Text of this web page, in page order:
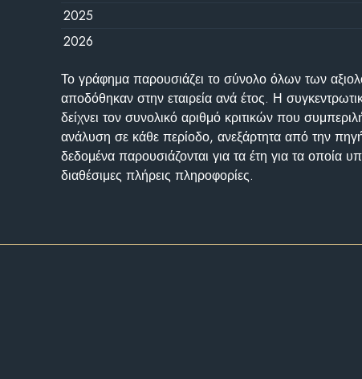
2025
2026
Το γράφημα παρουσιάζει το σύνολο όλων των
αποδόθηκαν στην εταιρεία ανά έτος. Η
δείχνει τον συνολικό αριθμό κριτικών που
ανάλυση σε κάθε περίοδο, ανεξάρτητα από την
δεδομένα παρουσιάζονται για τα έτη για τα οποία
διαθέσιμες πλήρεις πληροφορίες.